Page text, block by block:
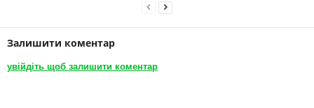
Залишити коментар
увійдіть щоб залишити коментар